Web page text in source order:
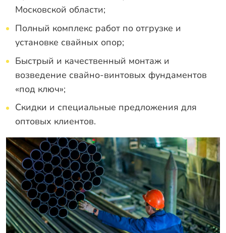
Московской области;
Полный комплекс работ по отгрузке и
установке свайных опор;
Быстрый и качественный монтаж и
возведение свайно-винтовых фундаментов
«под ключ»;
Скидки и специальные предложения для
оптовых клиентов.